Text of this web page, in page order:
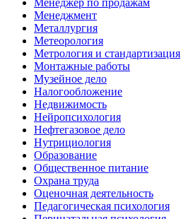
Менеджер по продажам
Менеджмент
Металлургия
Метеорология
Метрология и стандартизация
Монтажные работы
Музейное дело
Налогообложение
Недвижимость
Нейропсихология
Нефтегазовое дело
Нутрициология
Образование
Общественное питание
Охрана труда
Оценочная деятельность
Педагогическая психология